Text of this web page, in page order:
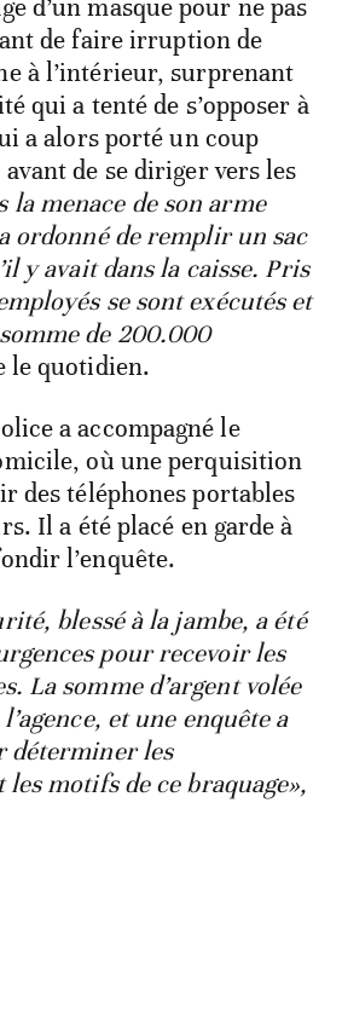
d’un masque pour ne pas
de faire irruption de
à l’intérieur, surprenant
qui a tenté de s’opposer à
a alors porté un coup
avant de se diriger vers les
la menace de son arme
ordonné de remplir un sac
y avait dans la caisse. Pris
se sont exécutés et
de 200.000
le quotidien.
a accompagné le
où une perquisition
des téléphones portables
Il a été placé en garde à
l’enquête.
blessé à la jambe, a été
pour recevoir les
La somme d’argent volée
et une enquête a
déterminer les
motifs de ce braquage»,